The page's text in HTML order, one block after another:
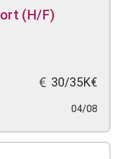
(H/F)
30/35K€
04/08